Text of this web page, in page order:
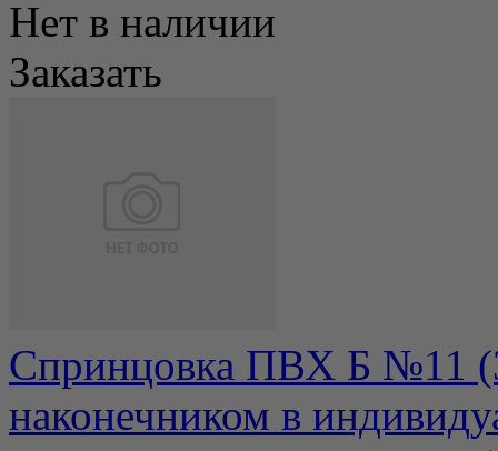
Нет в наличии
Заказать
Спринцовка ПВХ Б №11
наконечником в